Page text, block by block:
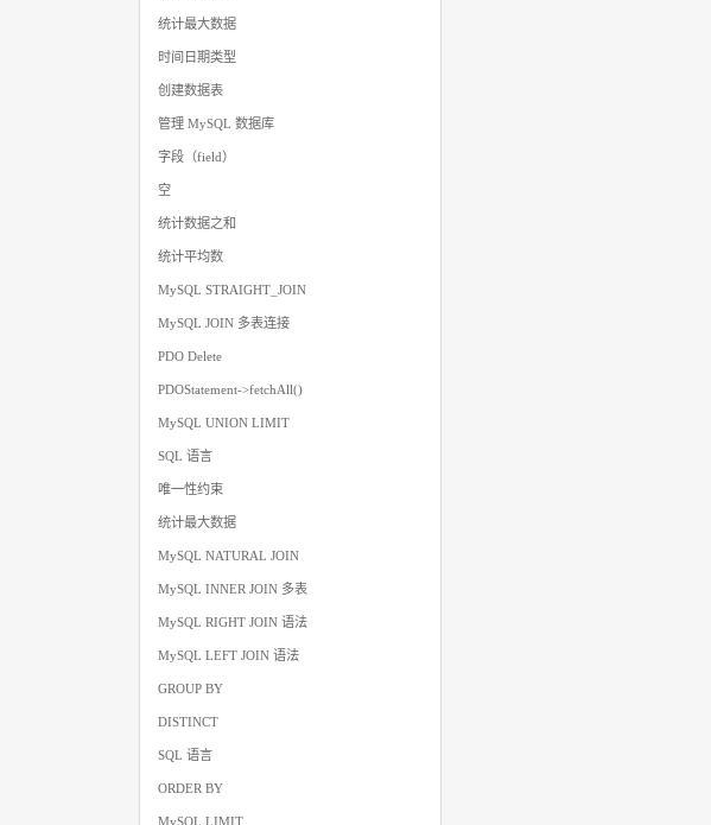
统计最大数据
时间日期类型
创建数据表
管理 MySQL 数据库
字段（field）
空
统计数据之和
统计平均数
MySQL STRAIGHT_JOIN
MySQL JOIN 多表连接
PDO Delete
PDOStatement->fetchAll()
MySQL UNION LIMIT
SQL 语言
唯一性约束
统计最大数据
MySQL NATURAL JOIN
MySQL INNER JOIN 多表
MySQL RIGHT JOIN 语法
MySQL LEFT JOIN 语法
GROUP BY
DISTINCT
SQL 语言
ORDER BY
MySQL LIMIT